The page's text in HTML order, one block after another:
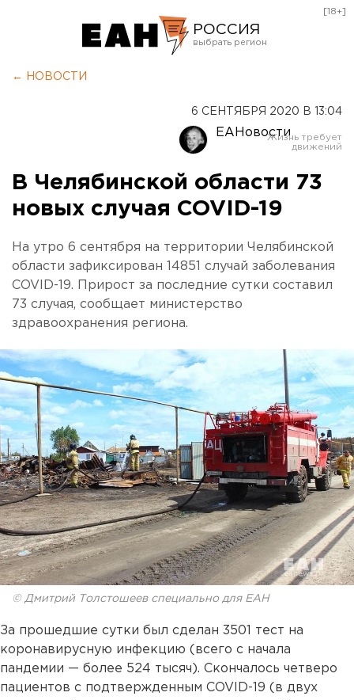
РОССИЯ
Оренбург
[18+]
← НОВОСТИ
6 СЕНТЯБРЯ 2020 В 13:04
ЕАНовости
В Челябинской области 73
новых случая COVID-19
На утро 6 сентября на территории Челябинской
области зафиксирован 14851 случай заболевания
COVID-19. Прирост за последние сутки составил
73 случая, сообщает министерство
здравоохранения региона.
© Дмитрий Толстошеев специально для ЕАН
За прошедшие сутки был сделан 3501 тест на
коронавирусную инфекцию (всего с начала
пандемии — более 524 тысяч). Скончалось четверо
пациентов с подтвержденным COVID-19 (в двух